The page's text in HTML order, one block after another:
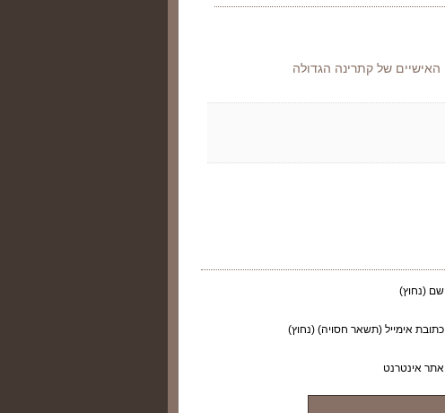
שם (נחוץ)
כתובת אימייל (תשאר חסויה) (נחוץ)
אתר אינטרנט